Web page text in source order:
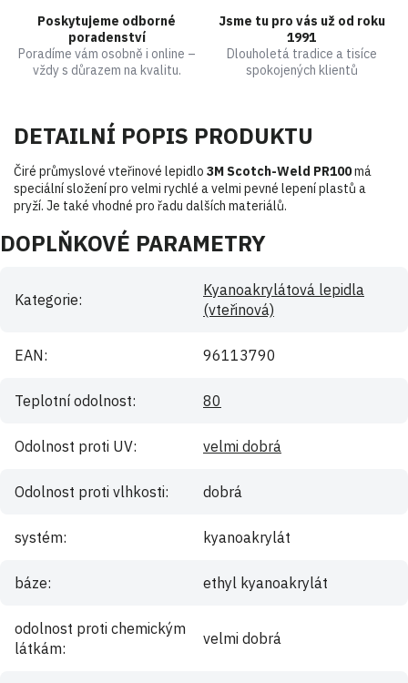
Poskytujeme odborné
poradenství
Poradíme vám osobně i online –
vždy s důrazem na kvalitu.
Jsme tu pro vás už od roku
1991
Dlouholetá tradice a tisíce
spokojených klientů
DETAILNÍ POPIS PRODUKTU
Čiré průmyslové vteřinové lepidlo 3M Scotch-Weld PR100má
speciální složení pro velmi rychlé a velmi pevné lepení plastů a
pryží. Je také vhodné pro řadu dalších materiálů.
DOPLŇKOVÉ PARAMETRY
Kategorie:
Kyanoakrylátová lepidla
(vteřinová)
EAN: 96113790
Teplotní odolnost: 80
Odolnost proti UV: velmi dobrá
Odolnost proti vlhkosti: dobrá
systém: kyanoakrylát
báze: ethyl kyanoakrylát
odolnost proti chemickým
látkám:
velmi dobrá